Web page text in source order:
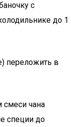
с
до 1
переложить в
смеси чана
специи до